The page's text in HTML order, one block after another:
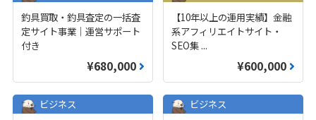
釣具買取・釣具査定の一括査
定サイト事業｜運営サポート
付き
¥680,000
【10年以上の運用実績】金融
系アフィリエイトサイト・
SEO集 ...
¥600,000
ビジネス
ビジネス